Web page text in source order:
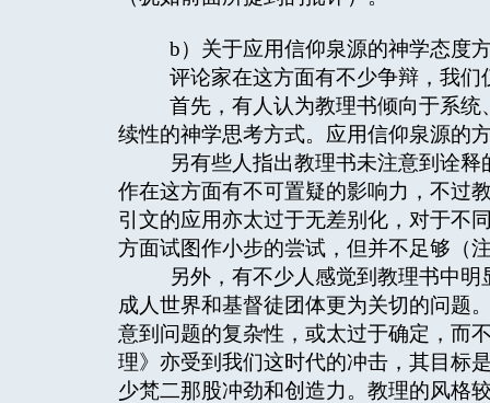
b）关于应用信仰泉源的神学态度
评论家在这方面有不少争辩，我们
首先，有人认为教理书倾向于系统
续性的神学思考方式。应用信仰泉源的
另有些人指出教理书未注意到诠释
作在这方面有不可置疑的影响力，不过
引文的应用亦太过于无差别化，对于不
方面试图作小步的尝试，但并不足够（
另外，有不少人感觉到教理书中明
成人世界和基督徒团体更为关切的问题
意到问题的复杂性，或太过于确定，而
理》亦受到我们这时代的冲击，其目标
少梵二那股冲劲和创造力。教理的风格